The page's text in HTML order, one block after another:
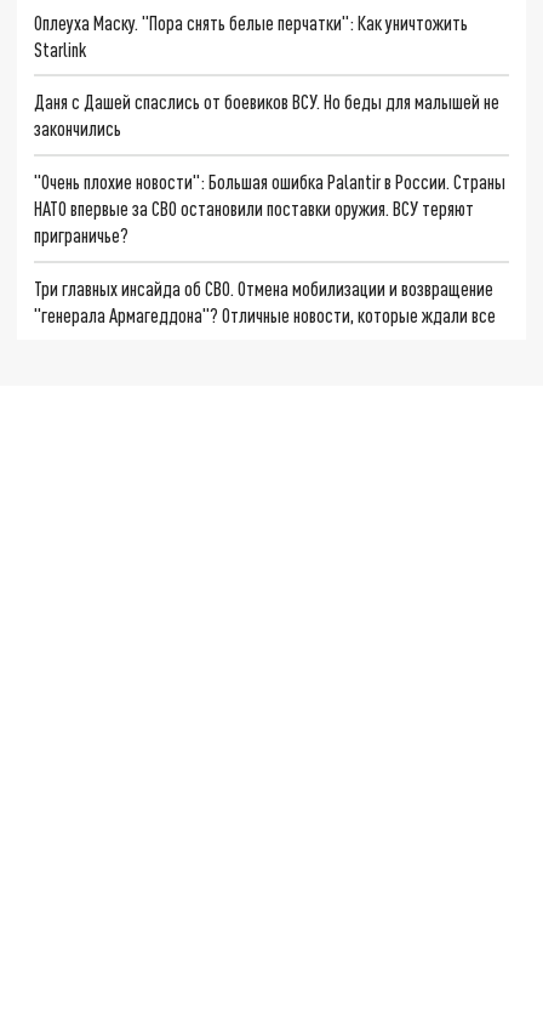
Оплеуха Маску. "Пора снять белые перчатки": Как уничтожить
Starlink
Даня с Дашей спаслись от боевиков ВСУ. Но беды для малышей не
закончились
"Очень плохие новости": Большая ошибка Palantir в России. Страны
НАТО впервые за СВО остановили поставки оружия. ВСУ теряют
приграничье?
Три главных инсайда об СВО. Отмена мобилизации и возвращение
"генерала Армагеддона"? Отличные новости, которые ждали все